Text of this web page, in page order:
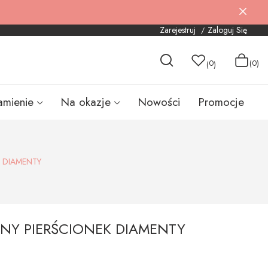
Zarejestruj Zaloguj Się
(0) (0)
Na okazje Nowości Promocje
PIERŚCIONEK DIAMENTY